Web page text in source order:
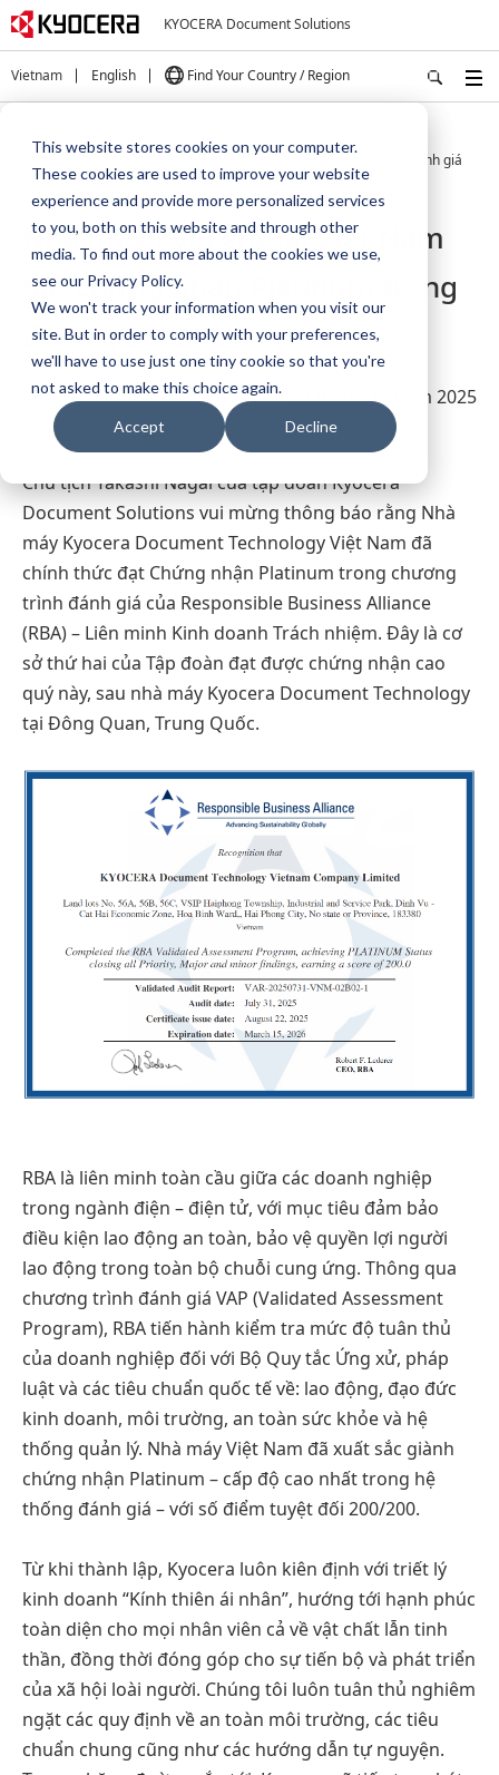
This website stores cookies on your computer.
These cookies are used to improve your website
experience and provide more personalized services
to you, both on this website and through other
media. To find out more about the cookies we use,
see our Privacy Policy.
We won't track your information when you visit our
site. But in order to comply with your preferences,
we'll have to use just one tiny cookie so that you're
not asked to make this choice again.
Accept Decline
KYOCERA Document Solutions
Vietnam English Find Your Country / Region
Nhà máy Kyocera tại Việt Nam đạt chứng nhận Platinum trong đánh giá
RBA.
Nhà máy Kyocera tại Việt Nam
đạt chứng nhận Platinum trong
đánh giá RBA​.
03 tháng 10 năm 2025
Chủ tịch Takashi Nagai của tập đoàn Kyocera
Document Solutions vui mừng thông báo rằng Nhà
máy Kyocera Document Technology Việt Nam đã
chính thức đạt Chứng nhận Platinum trong chương
trình đánh giá của Responsible Business Alliance
(RBA) – Liên minh Kinh doanh Trách nhiệm. Đây là cơ
sở thứ hai của Tập đoàn đạt được chứng nhận cao
quý này, sau nhà máy Kyocera Document Technology
tại Đông Quan, Trung Quốc.
RBA là liên minh toàn cầu giữa các doanh nghiệp
trong ngành điện – điện tử, với mục tiêu đảm bảo
điều kiện lao động an toàn, bảo vệ quyền lợi người
lao động trong toàn bộ chuỗi cung ứng. Thông qua
chương trình đánh giá VAP (Validated Assessment
Program), RBA tiến hành kiểm tra mức độ tuân thủ
của doanh nghiệp đối với Bộ Quy tắc Ứng xử, pháp
luật và các tiêu chuẩn quốc tế về: lao động, đạo đức
kinh doanh, môi trường, an toàn sức khỏe và hệ
thống quản lý. Nhà máy Việt Nam đã xuất sắc giành
chứng nhận Platinum – cấp độ cao nhất trong hệ
thống đánh giá – với số điểm tuyệt đối 200/200.
Từ khi thành lập, Kyocera luôn kiên định với triết lý
kinh doanh “Kính thiên ái nhân”, hướng tới hạnh phúc
toàn diện cho mọi nhân viên cả về vật chất lẫn tinh
thần, đồng thời đóng góp cho sự tiến bộ và phát triển
của xã hội loài người. Chúng tôi luôn tuân thủ nghiêm
ngặt các quy định về an toàn môi trường, các tiêu
chuẩn chung cũng như các hướng dẫn tự nguyện.